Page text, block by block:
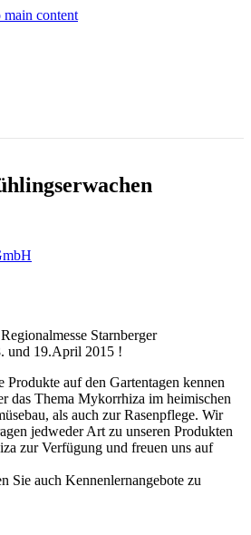
main content
Starnberger
und 19.April 2015 !
Produkte auf den Gartentagen kennen
das Thema Mykorrhiza im heimischen
als auch zur Rasenpflege. Wir
jedweder Art zu unseren Produkten
zur Verfügung und freuen uns auf
Sie auch Kennenlernangebote zu